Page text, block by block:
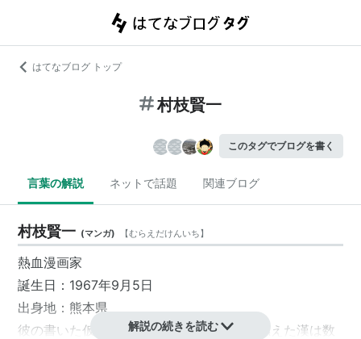
はてなブログ トップ
村枝賢一
このタグでブログを書く
言葉の解説 ネットで話題 関連ブログ
村枝賢一 (マンガ) 【むらえだけんいち】
熱血漫画家
誕生日：1967年9月5日
出身地：熊本県
彼の書いた仮面ライダーSPIRITSに燃えに燃えた漢は数
解説の続きを読む